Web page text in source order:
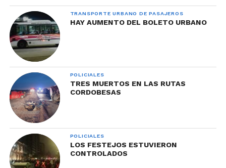
TRANSPORTE URBANO DE PASAJEROS
HAY AUMENTO DEL BOLETO URBANO
POLICIALES
TRES MUERTOS EN LAS RUTAS
CORDOBESAS
POLICIALES
LOS FESTEJOS ESTUVIERON
CONTROLADOS